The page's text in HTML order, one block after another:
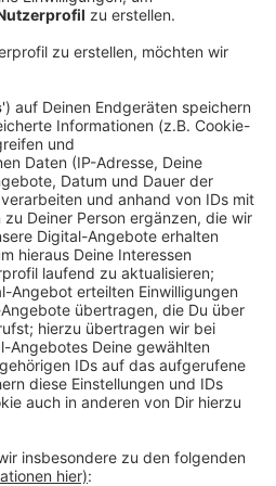
unter besonderer
stattfinden.
Köln hat
ihre Prüfungen für dieses Jahr
sind die Prüfungen in
und auch alle
Bedingungen sei eine
nicht möglich, sagt die
Prüfungen rund einen
stattfinden und